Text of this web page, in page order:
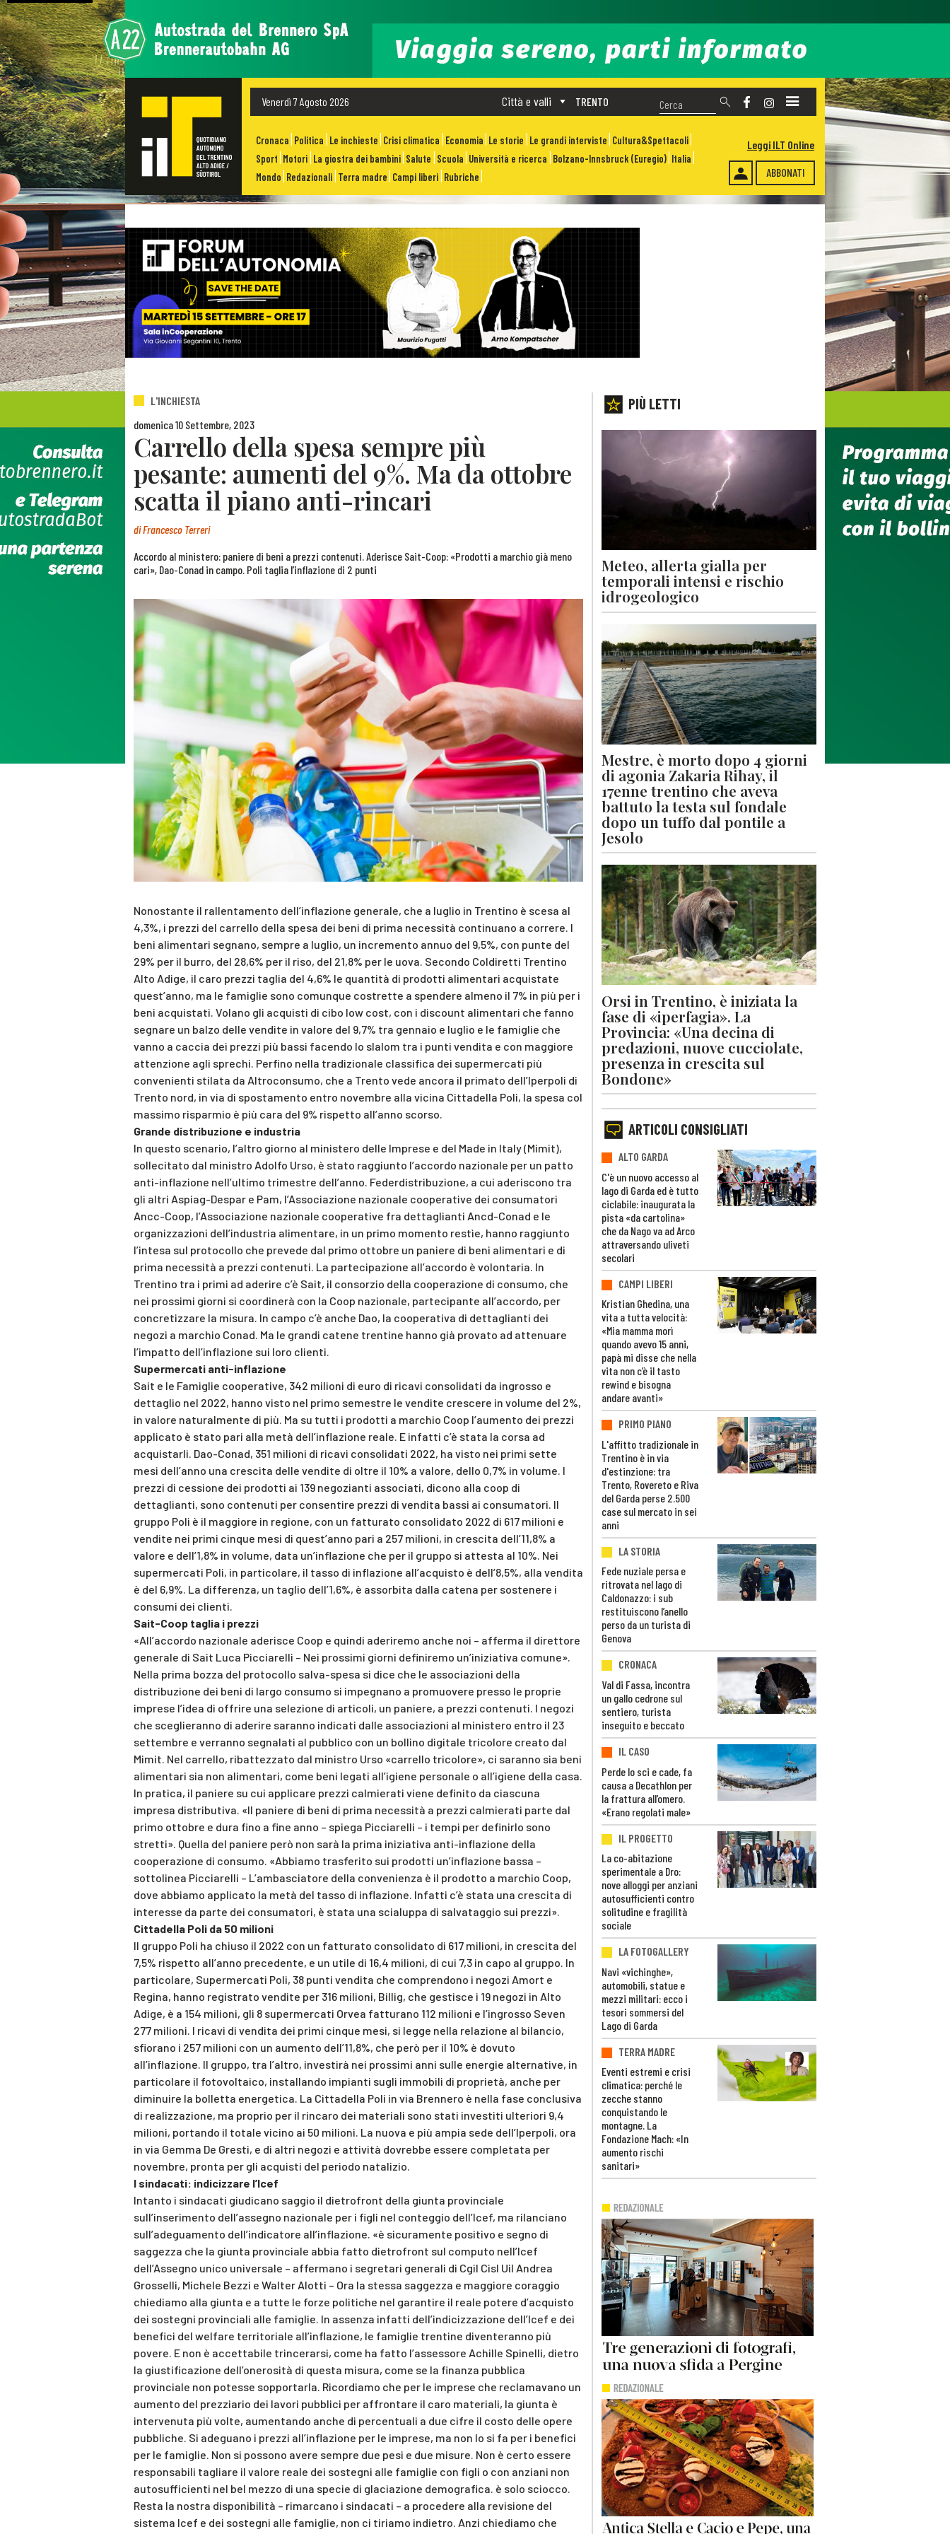
Venerdì 7 Agosto 2026 TRENTO
Città e valli
Cronaca Politica Le inchieste Crisi climatica Economia Le storie Le grandi interviste Cultura&Spettacoli
Sport Motori La giostra dei bambini Salute Scuola Università e ricerca Bolzano-Innsbruck (Euregio) Italia
Mondo Redazionali Terra madre Campi liberi Rubriche ABBONATI
Leggi ILT Online
L'INCHIESTA
domenica 10 Settembre, 2023
Carrello della spesa sempre più
pesante: aumenti del 9%. Ma da ottobre
scatta il piano anti-rincari
diFrancesco Terreri
Accordo al ministero: paniere di beni a prezzi contenuti. Aderisce Sait-Coop: «Prodotti a marchio già meno
cari», Dao-Conad in campo. Poli taglia l’inflazione di 2 punti
Nonostante il rallentamento dell’inflazione generale, che a luglio in Trentino è scesa al
4,3%, i prezzi del carrello della spesa dei beni di prima necessità continuano a correre. I
beni alimentari segnano, sempre a luglio, un incremento annuo del 9,5%, con punte del
29% per il burro, del 28,6% per il riso, del 21,8% per le uova. Secondo Coldiretti Trentino
Alto Adige, il caro prezzi taglia del 4,6% le quantità di prodotti alimentari acquistate
quest’anno, ma le famiglie sono comunque costrette a spendere almeno il 7% in più per i
beni acquistati. Volano gli acquisti di cibo low cost, con i discount alimentari che fanno
segnare un balzo delle vendite in valore del 9,7% tra gennaio e luglio e le famiglie che
vanno a caccia dei prezzi più bassi facendo lo slalom tra i punti vendita e con maggiore
attenzione agli sprechi. Perfino nella tradizionale classifica dei supermercati più
convenienti stilata da Altroconsumo, che a Trento vede ancora il primato dell’Iperpoli di
Trento nord, in via di spostamento entro novembre alla vicina Cittadella Poli, la spesa col
massimo risparmio è più cara del 9% rispetto all’anno scorso.
Grande distribuzione e industria
In questo scenario, l’altro giorno al ministero delle Imprese e del Made in Italy (Mimit),
sollecitato dal ministro Adolfo Urso, è stato raggiunto l’accordo nazionale per un patto
anti-inflazione nell’ultimo trimestre dell’anno. Federdistribuzione, a cui aderiscono tra
gli altri Aspiag-Despar e Pam, l’Associazione nazionale cooperative dei consumatori
Ancc-Coop, l’Associazione nazionale cooperative fra dettaglianti Ancd-Conad e le
organizzazioni dell’industria alimentare, in un primo momento restìe, hanno raggiunto
l’intesa sul protocollo che prevede dal primo ottobre un paniere di beni alimentari e di
prima necessità a prezzi contenuti. La partecipazione all’accordo è volontaria. In
Trentino tra i primi ad aderire c’è Sait, il consorzio della cooperazione di consumo, che
nei prossimi giorni si coordinerà con la Coop nazionale, partecipante all’accordo, per
concretizzare la misura. In campo c’è anche Dao, la cooperativa di dettaglianti dei
negozi a marchio Conad. Ma le grandi catene trentine hanno già provato ad attenuare
l’impatto dell’inflazione sui loro clienti.
Supermercati anti-inflazione
Sait e le Famiglie cooperative, 342 milioni di euro di ricavi consolidati da ingrosso e
dettaglio nel 2022, hanno visto nel primo semestre le vendite crescere in volume del 2%,
in valore naturalmente di più. Ma su tutti i prodotti a marchio Coop l’aumento dei prezzi
applicato è stato pari alla metà dell’inflazione reale. E infatti c’è stata la corsa ad
acquistarli. Dao-Conad, 351 milioni di ricavi consolidati 2022, ha visto nei primi sette
mesi dell’anno una crescita delle vendite di oltre il 10% a valore, dello 0,7% in volume. I
prezzi di cessione dei prodotti ai 139 negozianti associati, dicono alla coop di
dettaglianti, sono contenuti per consentire prezzi di vendita bassi ai consumatori. Il
gruppo Poli è il maggiore in regione, con un fatturato consolidato 2022 di 617 milioni e
vendite nei primi cinque mesi di quest’anno pari a 257 milioni, in crescita dell’11,8% a
valore e dell’1,8% in volume, data un’inflazione che per il gruppo si attesta al 10%. Nei
supermercati Poli, in particolare, il tasso di inflazione all’acquisto è dell’8,5%, alla vendita
è del 6,9%. La differenza, un taglio dell’1,6%, è assorbita dalla catena per sostenere i
consumi dei clienti.
Sait-Coop taglia i prezzi
«All’accordo nazionale aderisce Coop e quindi aderiremo anche noi – afferma il direttore
generale di Sait Luca Picciarelli – Nei prossimi giorni definiremo un’iniziativa comune».
Nella prima bozza del protocollo salva-spesa si dice che le associazioni della
distribuzione dei beni di largo consumo si impegnano a promuovere presso le proprie
imprese l’idea di offrire una selezione di articoli, un paniere, a prezzi contenuti. I negozi
che sceglieranno di aderire saranno indicati dalle associazioni al ministero entro il 23
settembre e verranno segnalati al pubblico con un bollino digitale tricolore creato dal
Mimit. Nel carrello, ribattezzato dal ministro Urso «carrello tricolore», ci saranno sia beni
alimentari sia non alimentari, come beni legati all’igiene personale o all’igiene della casa.
In pratica, il paniere su cui applicare prezzi calmierati viene definito da ciascuna
impresa distributiva. «Il paniere di beni di prima necessità a prezzi calmierati parte dal
primo ottobre e dura fino a fine anno – spiega Picciarelli – i tempi per definirlo sono
stretti». Quella del paniere però non sarà la prima iniziativa anti-inflazione della
cooperazione di consumo. «Abbiamo trasferito sui prodotti un’inflazione bassa –
sottolinea Picciarelli – L’ambasciatore della convenienza è il prodotto a marchio Coop,
dove abbiamo applicato la metà del tasso di inflazione. Infatti c’è stata una crescita di
interesse da parte dei consumatori, è stata una scialuppa di salvataggio sui prezzi».
Cittadella Poli da 50 milioni
Il gruppo Poli ha chiuso il 2022 con un fatturato consolidato di 617 milioni, in crescita del
7,5% rispetto all’anno precedente, e un utile di 16,4 milioni, di cui 7,3 in capo al gruppo. In
particolare, Supermercati Poli, 38 punti vendita che comprendono i negozi Amort e
Regina, hanno registrato vendite per 316 milioni, Billig, che gestisce i 19 negozi in Alto
Adige, è a 154 milioni, gli 8 supermercati Orvea fatturano 112 milioni e l’ingrosso Seven
277 milioni. I ricavi di vendita dei primi cinque mesi, si legge nella relazione al bilancio,
sfiorano i 257 milioni con un aumento dell’11,8%, che però per il 10% è dovuto
all’inflazione. Il gruppo, tra l’altro, investirà nei prossimi anni sulle energie alternative, in
particolare il fotovoltaico, installando impianti sugli immobili di proprietà, anche per
diminuire la bolletta energetica. La Cittadella Poli in via Brennero è nella fase conclusiva
di realizzazione, ma proprio per il rincaro dei materiali sono stati investiti ulteriori 9,4
milioni, portando il totale vicino ai 50 milioni. La nuova e più ampia sede dell’Iperpoli, ora
in via Gemma De Gresti, e di altri negozi e attività dovrebbe essere completata per
novembre, pronta per gli acquisti del periodo natalizio.
I sindacati: indicizzare l’Icef
Intanto i sindacati giudicano saggio il dietrofront della giunta provinciale
sull’inserimento dell’assegno nazionale per i figli nel conteggio dell’Icef, ma rilanciano
sull’adeguamento dell’indicatore all’inflazione. «è sicuramente positivo e segno di
saggezza che la giunta provinciale abbia fatto dietrofront sul computo nell’Icef
dell’Assegno unico universale – affermano i segretari generali di Cgil Cisl Uil Andrea
Grosselli, Michele Bezzi e Walter Alotti – Ora la stessa saggezza e maggiore coraggio
chiediamo alla giunta e a tutte le forze politiche nel garantire il reale potere d’acquisto
dei sostegni provinciali alle famiglie. In assenza infatti dell’indicizzazione dell’Icef e dei
benefici del welfare territoriale all’inflazione, le famiglie trentine diventeranno più
povere. E non è accettabile trincerarsi, come ha fatto l’assessore Achille Spinelli, dietro
la giustificazione dell’onerosità di questa misura, come se la finanza pubblica
provinciale non potesse sopportarla. Ricordiamo che per le imprese che reclamavano un
aumento del prezziario dei lavori pubblici per affrontare il caro materiali, la giunta è
intervenuta più volte, aumentando anche di percentuali a due cifre il costo delle opere
pubbliche. Si adeguano i prezzi all’inflazione per le imprese, ma non lo si fa per i benefici
per le famiglie. Non si possono avere sempre due pesi e due misure. Non è certo essere
responsabili tagliare il valore reale dei sostegni alle famiglie con figli o con anziani non
autosufficienti nel bel mezzo di una specie di glaciazione demografica. è solo sciocco.
Resta la nostra disponibilità – rimarcano i sindacati – a procedere alla revisione del
sistema Icef e dei sostegni alle famiglie, non ci tiriamo indietro. Anzi chiediamo che
PIÙ LETTI
Meteo, allerta gialla per
temporali intensi e rischio
idrogeologico
Mestre, è morto dopo 4 giorni
di agonia Zakaria Rihay, il
17enne trentino che aveva
battuto la testa sul fondale
dopo un tuffo dal pontile a
Jesolo
Orsi in Trentino, è iniziata la
fase di «iperfagia». La
Provincia: «Una decina di
predazioni, nuove cucciolate,
presenza in crescita sul
Bondone»
ARTICOLI CONSIGLIATI
ALTO GARDA
C'è un nuovo accesso al
lago di Garda ed è tutto
ciclabile: inaugurata la
pista «da cartolina»
che da Nago va ad Arco
attraversando uliveti
secolari
CAMPI LIBERI
Kristian Ghedina, una
vita a tutta velocità:
«Mia mamma morì
quando avevo 15 anni,
papà mi disse che nella
vita non c’è il tasto
rewind e bisogna
andare avanti»
PRIMO PIANO
L'affitto tradizionale in
Trentino è in via
d'estinzione: tra
Trento, Rovereto e Riva
del Garda perse 2.500
case sul mercato in sei
anni
LA STORIA
Fede nuziale persa e
ritrovata nel lago di
Caldonazzo: i sub
restituiscono l’anello
perso da un turista di
Genova
CRONACA
Val di Fassa, incontra
un gallo cedrone sul
sentiero, turista
inseguito e beccato
IL CASO
Perde lo sci e cade, fa
causa a Decathlon per
la frattura all’omero.
«Erano regolati male»
IL PROGETTO
La co-abitazione
sperimentale a Dro:
nove alloggi per anziani
autosufficienti contro
solitudine e fragilità
sociale
LA FOTOGALLERY
Navi «vichinghe»,
automobili, statue e
mezzi militari: ecco i
tesori sommersi del
Lago di Garda
TERRA MADRE
Eventi estremi e crisi
climatica: perché le
zecche stanno
conquistando le
montagne. La
Fondazione Mach: «In
aumento rischi
sanitari»